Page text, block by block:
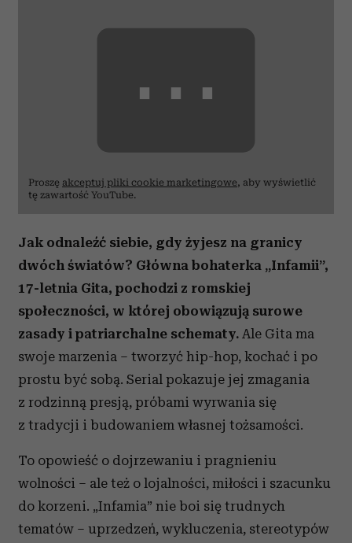
⋯
Proszę akceptuj pliki cookie marketingowe, aby wyświetlić
tę zawartość YouTube.
Jak odnaleźć siebie, gdy żyjesz na granicy
dwóch światów? Główna bohaterka „Infamii”,
17-letnia Gita, pochodzi z romskiej
społeczności, w której obowiązują surowe
zasady i patriarchalne schematy. Ale Gita ma
swoje marzenia – tworzyć hip-hop, kochać i po
prostu być sobą. Serial pokazuje jej zmagania
z rodzinną presją, próbami wyrwania się
z tradycji i budowaniem własnej tożsamości.
To opowieść o dojrzewaniu i pragnieniu
wolności – ale też o lojalności, miłości i szacunku
do korzeni. „Infamia” nie boi się trudnych
tematów – uprzedzeń, wykluczenia, stereotypów